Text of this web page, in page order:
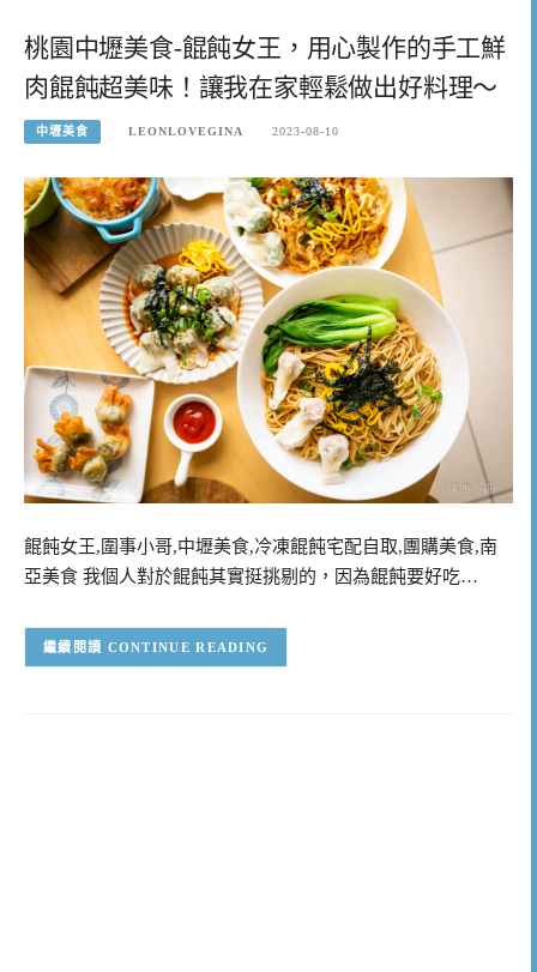
桃園中壢美食-餛飩女王，用心製作的手工鮮
肉餛飩超美味！讓我在家輕鬆做出好料理～
中壢美食 LEONLOVEGINA 2023-08-10
餛飩女王,圍事小哥,中壢美食,冷凍餛飩宅配自取,團購美食,南
亞美食 我個人對於餛飩其實挺挑剔的，因為餛飩要好吃…
CONTINUE READING